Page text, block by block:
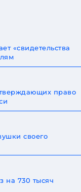
«свидетельства
право
своего
на 730 тысяч